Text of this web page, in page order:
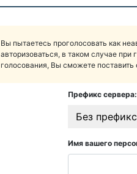
Вы пытаетесь проголосовать как
авторизоваться, в таком случае при
голосования, Вы сможете поставить
Префикс сервера:
Без
Имя вашего